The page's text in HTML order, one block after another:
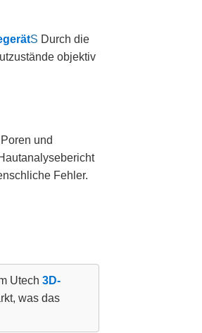
S Durch die
objektiv
und
Fehler.
Utech 3D-
was das